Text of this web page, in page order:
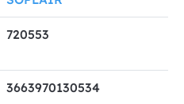
720553
3663970130534